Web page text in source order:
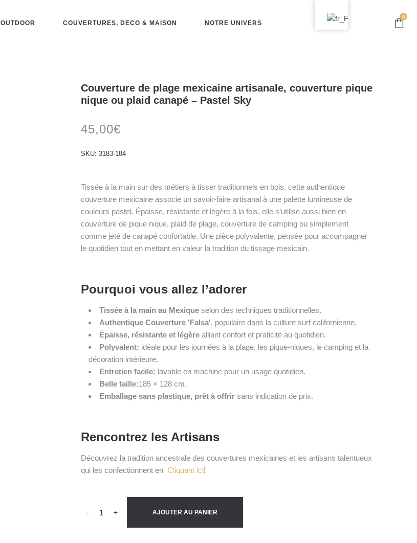
COUVERTURES, DECO & MAISON NOTRE UNIVERS
0
Couverture de plage mexicaine artisanale, couverture pique
nique ou plaid canapé – Pastel Sky
45,00€
SKU: 3183-184
Tissée à la main sur des métiers à tisser traditionnels en bois, cette authentique
couverture mexicaine associe un savoir-faire artisanal à une palette lumineuse de
couleurs pastel. Épaisse, résistante et légère à la fois, elle s’utilise aussi bien en
couverture de pique nique, plaid de plage, couverture de camping ou simplement
comme jeté de canapé confortable. Une pièce polyvalente, pensée pour accompagner
le quotidien tout en mettant en valeur la tradition du tissage mexicain.
Pourquoi vous allez l’adorer
Tissée à la main au Mexique selon des techniques traditionnelles.
Authentique Couverture 'Falsa', populaire dans la culture surf californienne.
Épaisse, résistante et légère alliant confort et praticité au quotidien.
Polyvalent: idéale pour les journées à la plage, les pique-niques, le camping et la
décoration intérieure.
Entretien facile: lavable en machine pour un usage quotidien.
Belle taille:185 × 128 cm.
Emballage sans plastique, prêt à offrir sans indication de prix.
Rencontrez les Artisans
Découvrez la tradition ancestrale des couvertures mexicaines et les artisans talentueux
qui les confectionnent en Cliquant ici!
- + AJOUTER AU PANIER